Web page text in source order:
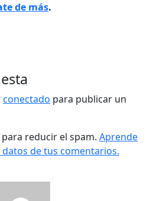
de más.
conectado para publicar un
reducir el spam. Aprende
de tus comentarios.